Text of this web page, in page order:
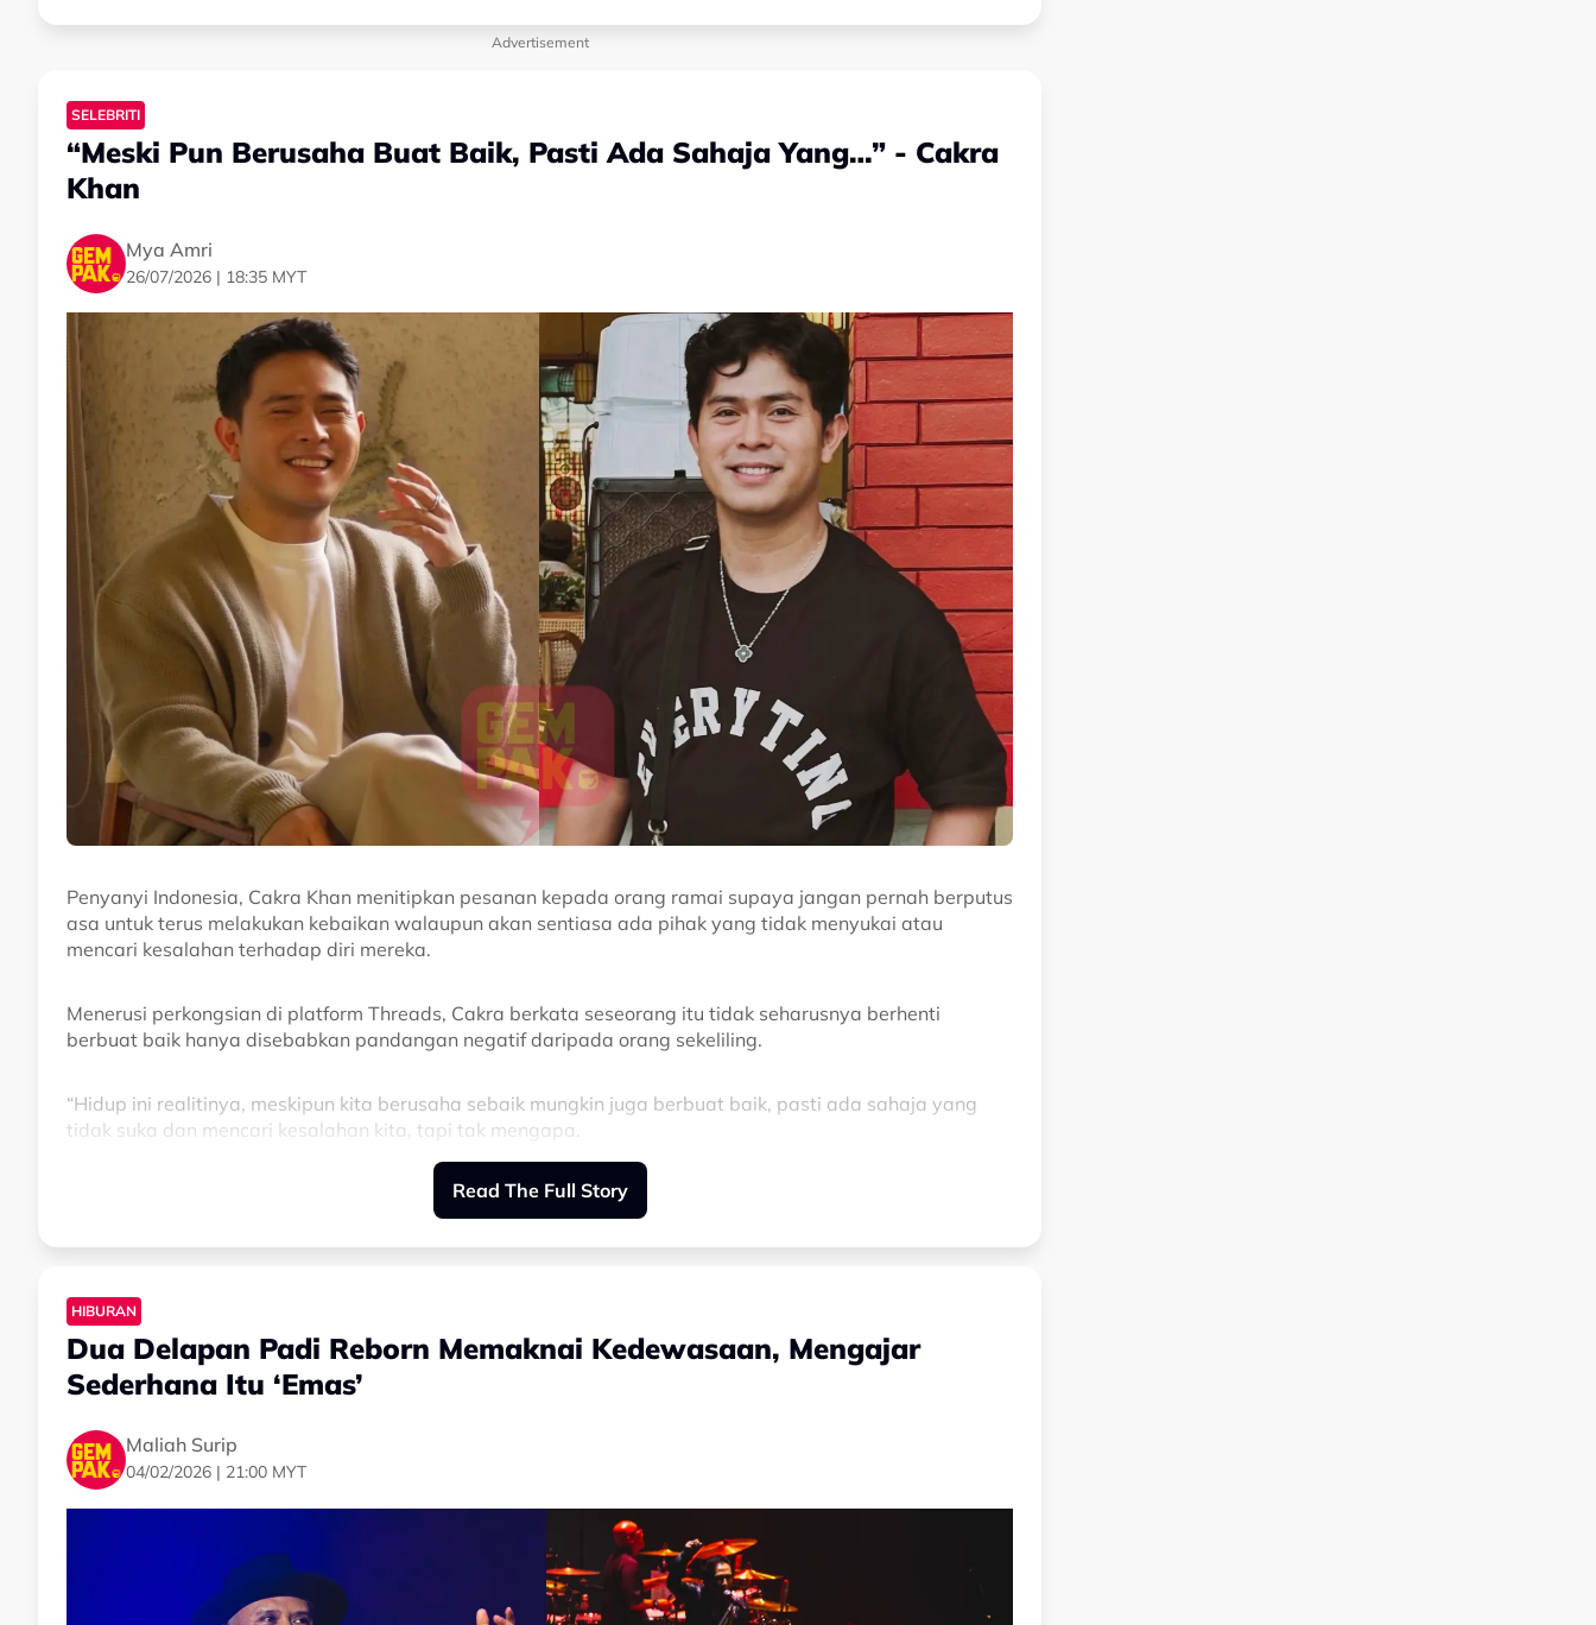
Advertisement
SELEBRITI
“Meski Pun Berusaha Buat Baik, Pasti Ada Sahaja Yang…” - Cakra
Khan
Mya Amri
26/07/2026 | 18:35 MYT
Penyanyi Indonesia, Cakra Khan menitipkan pesanan kepada orang ramai supaya jangan pernah berputus
asa untuk terus melakukan kebaikan walaupun akan sentiasa ada pihak yang tidak menyukai atau
mencari kesalahan terhadap diri mereka.
Menerusi perkongsian di platform Threads, Cakra berkata seseorang itu tidak seharusnya berhenti
berbuat baik hanya disebabkan pandangan negatif daripada orang sekeliling.
“Hidup ini realitinya, meskipun kita berusaha sebaik mungkin juga berbuat baik, pasti ada sahaja yang
tidak suka dan mencari kesalahan kita, tapi tak mengapa.
“Selagi kita tak merugikan siapa pun, jangan pernah lelah untuk berusaha berbuat baik,” pesannya.
Read The Full Story
HIBURAN
Dua Delapan Padi Reborn Memaknai Kedewasaan, Mengajar
Sederhana Itu ‘Emas’
Maliah Surip
04/02/2026 | 21:00 MYT